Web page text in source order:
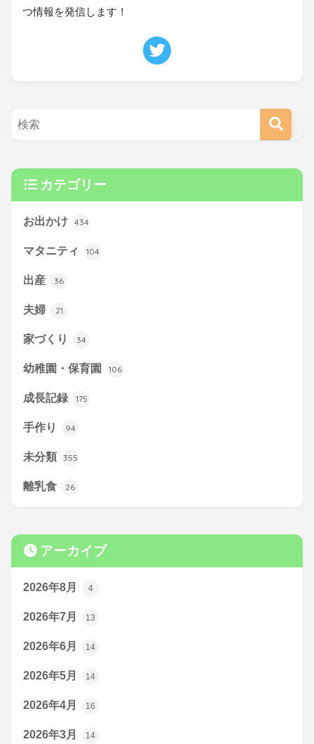
つ情報を発信します！
カテゴリー
お出かけ 434
マタニティ 104
出産 36
夫婦 21
家づくり 34
幼稚園・保育園 106
成長記録 175
手作り 94
未分類 355
離乳食 26
アーカイブ
2026年8月 4
2026年7月 13
2026年6月 14
2026年5月 14
2026年4月 16
2026年3月 14